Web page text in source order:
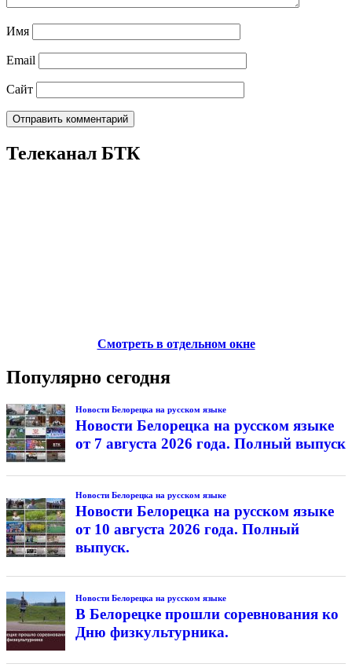
Имя
Email
Сайт
Телеканал БТК
Смотреть в отдельном окне
Популярно сегодня
Новости Белорецка на русском языке
Новости Белорецка на русском языке
от 7 августа 2026 года. Полный выпуск
Новости Белорецка на русском языке
Новости Белорецка на русском языке
от 10 августа 2026 года. Полный
выпуск.
Новости Белорецка на русском языке
В Белорецке прошли соревнования ко
Дню физкультурника.